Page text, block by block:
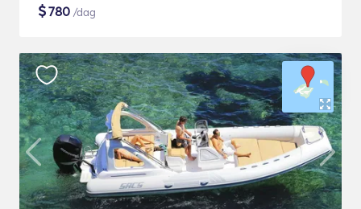
$780 /dag